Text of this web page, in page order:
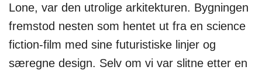
Lone, var den utrolige arkitekturen. Bygningen
fremstod nesten som hentet ut fra en science
fiction-film med sine futuristiske linjer og
særegne design. Selv om vi var slitne etter en